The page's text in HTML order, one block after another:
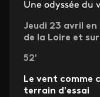
Une odyssée du
Jeudi 23 avril en
de la Loire et
52'
Le vent comme
terrain d'essai